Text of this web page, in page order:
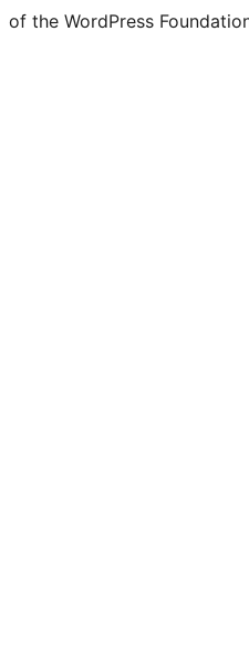
of the WordPress